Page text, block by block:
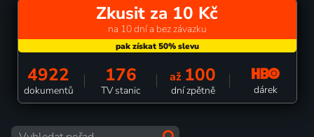
Zkusit za 10 Kč
na 10 dní a bez závazku
4922
dokumentů
176
TV stanic
až 100
dní zpětně dárek